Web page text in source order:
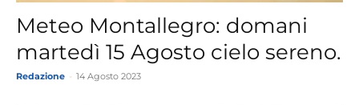
Meteo Montallegro: domani
martedì 15 Agosto cielo sereno.
Redazione 14 Agosto 2023